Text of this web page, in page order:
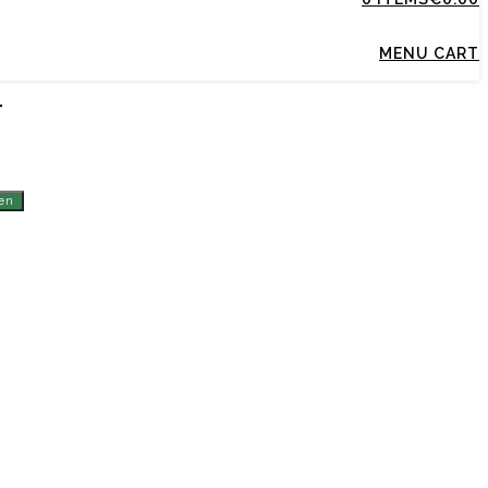
MENU CART